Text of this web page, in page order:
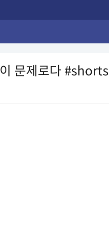
문제로다 #shorts